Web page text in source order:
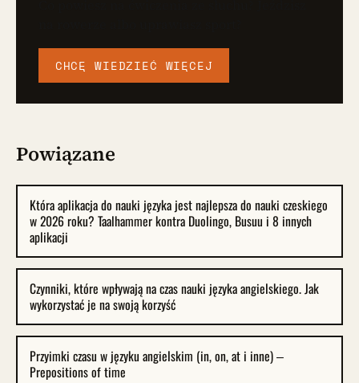
CHCĘ WIEDZIEĆ WIĘCEJ
Powiązane
Która aplikacja do nauki języka jest najlepsza do nauki czeskiego
w 2026 roku? Taalhammer kontra Duolingo, Busuu i 8 innych
aplikacji
Czynniki, które wpływają na czas nauki języka angielskiego. Jak
wykorzystać je na swoją korzyść
Przyimki czasu w języku angielskim (in, on, at i inne) –
Prepositions of time